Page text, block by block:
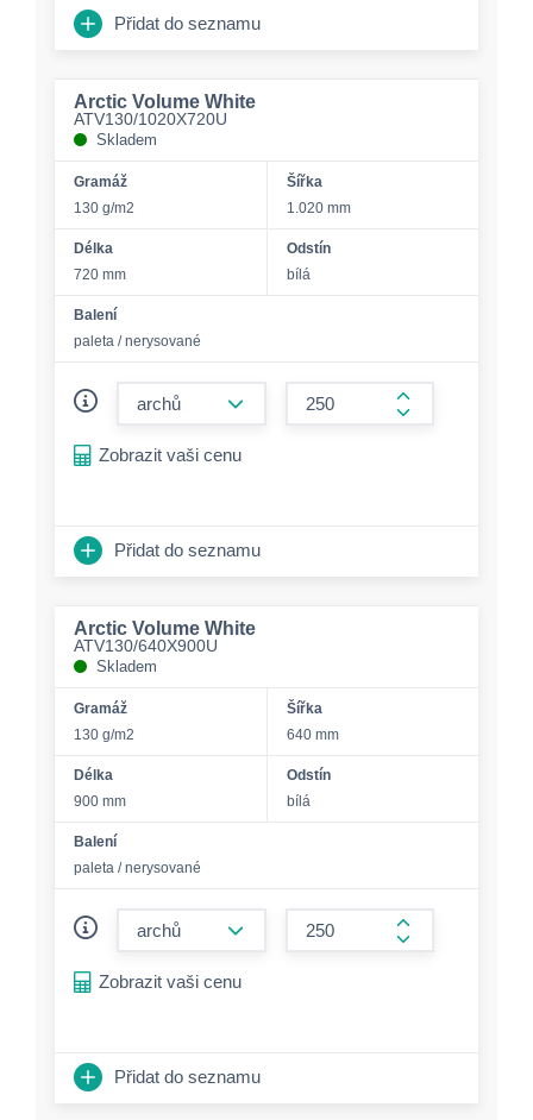
Přidat do seznamu
Arctic Volume White
ATV130/1020X720U
Skladem
Gramáž
130 g/m2
Šířka
1.020 mm
Délka
720 mm
Odstín
bílá
Balení
paleta / nerysované
form.increase-
Zobrazit vaši cenu
Přidat do seznamu
Arctic Volume White
ATV130/640X900U
Skladem
Gramáž
130 g/m2
Šířka
640 mm
Délka
900 mm
Odstín
bílá
Balení
paleta / nerysované
form.increase-
Zobrazit vaši cenu
Přidat do seznamu